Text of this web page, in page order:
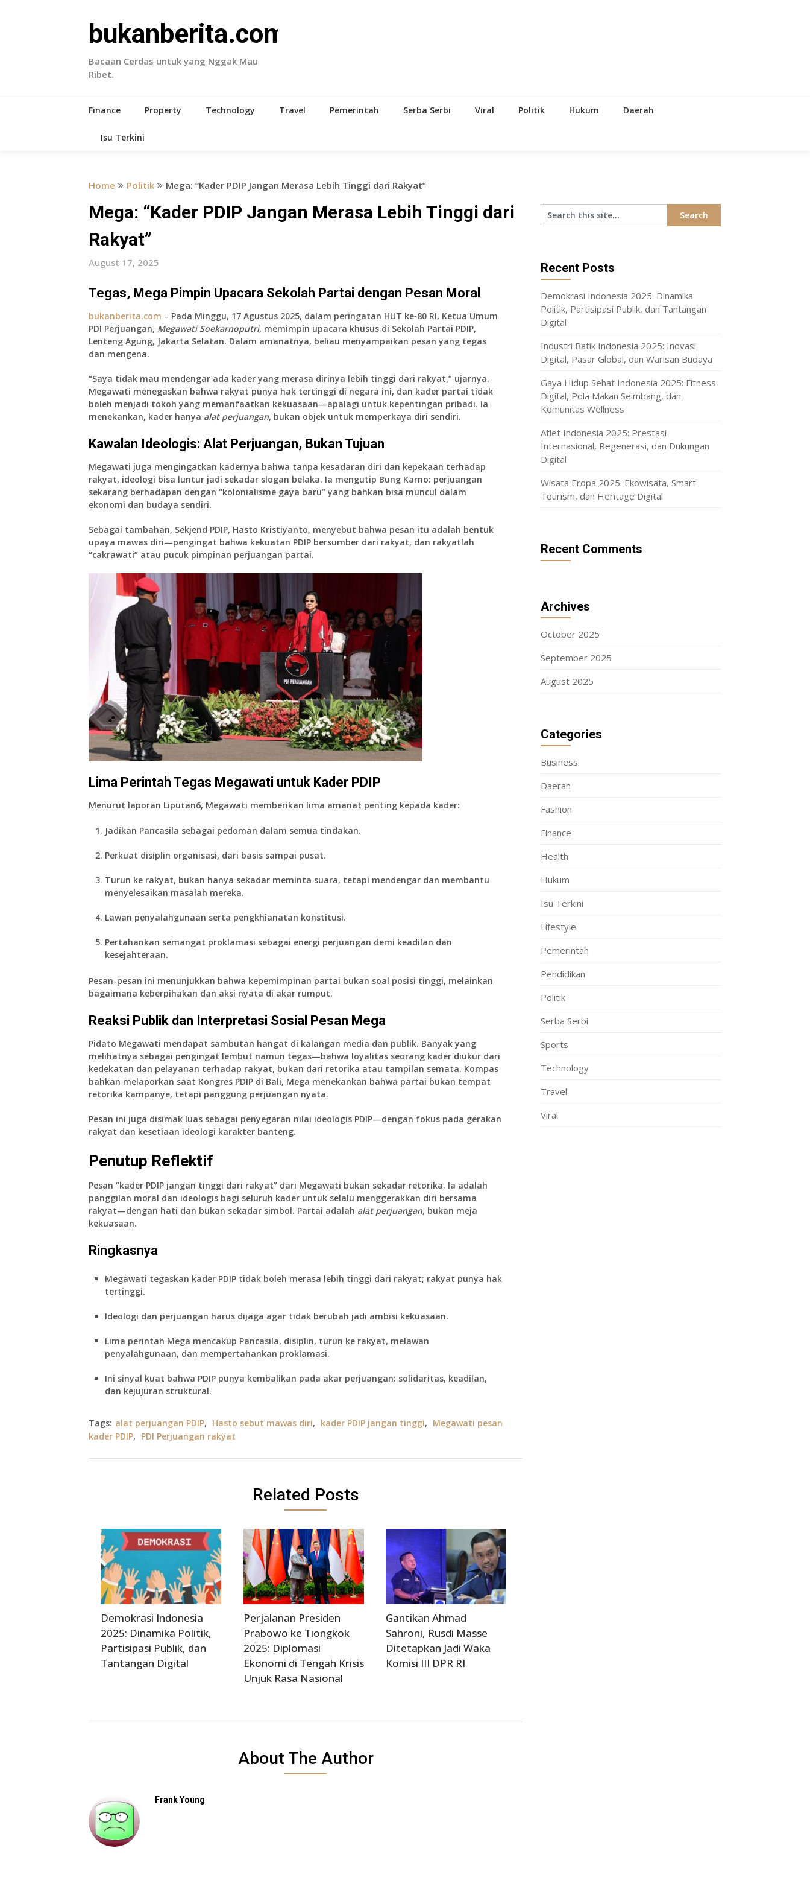
bukanberita.com
Bacaan Cerdas untuk yang Nggak Mau
Ribet.
Finance Property Technology Travel Pemerintah Serba Serbi Viral Politik Hukum Daerah
Isu Terkini
Home Politik Mega: “Kader PDIP Jangan Merasa Lebih Tinggi dari Rakyat”
Mega: “Kader PDIP Jangan Merasa Lebih Tinggi dari
Rakyat”
August 17, 2025
Tegas, Mega Pimpin Upacara Sekolah Partai dengan Pesan Moral
bukanberita.com – Pada Minggu, 17 Agustus 2025, dalam peringatan HUT ke‑80 RI, Ketua Umum
PDI Perjuangan, Megawati Soekarnoputri, memimpin upacara khusus di Sekolah Partai PDIP,
Lenteng Agung, Jakarta Selatan. Dalam amanatnya, beliau menyampaikan pesan yang tegas
dan mengena.
“Saya tidak mau mendengar ada kader yang merasa dirinya lebih tinggi dari rakyat,” ujarnya.
Megawati menegaskan bahwa rakyat punya hak tertinggi di negara ini, dan kader partai tidak
boleh menjadi tokoh yang memanfaatkan kekuasaan—apalagi untuk kepentingan pribadi. Ia
menekankan, kader hanya alat perjuangan, bukan objek untuk memperkaya diri sendiri.
Kawalan Ideologis: Alat Perjuangan, Bukan Tujuan
Megawati juga mengingatkan kadernya bahwa tanpa kesadaran diri dan kepekaan terhadap
rakyat, ideologi bisa luntur jadi sekadar slogan belaka. Ia mengutip Bung Karno: perjuangan
sekarang berhadapan dengan “kolonialisme gaya baru” yang bahkan bisa muncul dalam
ekonomi dan budaya sendiri.
Sebagai tambahan, Sekjend PDIP, Hasto Kristiyanto, menyebut bahwa pesan itu adalah bentuk
upaya mawas diri—pengingat bahwa kekuatan PDIP bersumber dari rakyat, dan rakyatlah
“cakrawati” atau pucuk pimpinan perjuangan partai.
Lima Perintah Tegas Megawati untuk Kader PDIP
Menurut laporan Liputan6, Megawati memberikan lima amanat penting kepada kader:
Jadikan Pancasila sebagai pedoman dalam semua tindakan.
Perkuat disiplin organisasi, dari basis sampai pusat.
Turun ke rakyat, bukan hanya sekadar meminta suara, tetapi mendengar dan membantu
menyelesaikan masalah mereka.
Lawan penyalahgunaan serta pengkhianatan konstitusi.
Pertahankan semangat proklamasi sebagai energi perjuangan demi keadilan dan
kesejahteraan.
Pesan-pesan ini menunjukkan bahwa kepemimpinan partai bukan soal posisi tinggi, melainkan
bagaimana keberpihakan dan aksi nyata di akar rumput.
Reaksi Publik dan Interpretasi Sosial Pesan Mega
Pidato Megawati mendapat sambutan hangat di kalangan media dan publik. Banyak yang
melihatnya sebagai pengingat lembut namun tegas—bahwa loyalitas seorang kader diukur dari
kedekatan dan pelayanan terhadap rakyat, bukan dari retorika atau tampilan semata. Kompas
bahkan melaporkan saat Kongres PDIP di Bali, Mega menekankan bahwa partai bukan tempat
retorika kampanye, tetapi panggung perjuangan nyata.
Pesan ini juga disimak luas sebagai penyegaran nilai ideologis PDIP—dengan fokus pada gerakan
rakyat dan kesetiaan ideologi karakter banteng.
Penutup Reflektif
Pesan “kader PDIP jangan tinggi dari rakyat” dari Megawati bukan sekadar retorika. Ia adalah
panggilan moral dan ideologis bagi seluruh kader untuk selalu menggerakkan diri bersama
rakyat—dengan hati dan bukan sekadar simbol. Partai adalah alat perjuangan, bukan meja
kekuasaan.
Ringkasnya
Megawati tegaskan kader PDIP tidak boleh merasa lebih tinggi dari rakyat; rakyat punya hak
tertinggi.
Ideologi dan perjuangan harus dijaga agar tidak berubah jadi ambisi kekuasaan.
Lima perintah Mega mencakup Pancasila, disiplin, turun ke rakyat, melawan
penyalahgunaan, dan mempertahankan proklamasi.
Ini sinyal kuat bahwa PDIP punya kembalikan pada akar perjuangan: solidaritas, keadilan,
dan kejujuran struktural.
Tags: alat perjuangan PDIP, Hasto sebut mawas diri, kader PDIP jangan tinggi, Megawati pesan
kader PDIP, PDI Perjuangan rakyat
Related Posts
Demokrasi Indonesia
2025: Dinamika Politik,
Partisipasi Publik, dan
Tantangan Digital
Perjalanan Presiden
Prabowo ke Tiongkok
2025: Diplomasi
Ekonomi di Tengah Krisis
Unjuk Rasa Nasional
Gantikan Ahmad
Sahroni, Rusdi Masse
Ditetapkan Jadi Waka
Komisi III DPR RI
About The Author
Frank Young
Recent Posts
Demokrasi Indonesia 2025: Dinamika
Politik, Partisipasi Publik, dan Tantangan
Digital
Industri Batik Indonesia 2025: Inovasi
Digital, Pasar Global, dan Warisan Budaya
Gaya Hidup Sehat Indonesia 2025: Fitness
Digital, Pola Makan Seimbang, dan
Komunitas Wellness
Atlet Indonesia 2025: Prestasi
Internasional, Regenerasi, dan Dukungan
Digital
Wisata Eropa 2025: Ekowisata, Smart
Tourism, dan Heritage Digital
Recent Comments
Archives
October 2025
September 2025
August 2025
Categories
Business
Daerah
Fashion
Finance
Health
Hukum
Isu Terkini
Lifestyle
Pemerintah
Pendidikan
Politik
Serba Serbi
Sports
Technology
Travel
Viral